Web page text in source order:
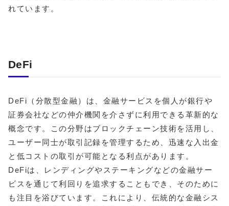
れています。
DeFi
DeFi（分散型金融）は、金融サービスを個人が銀行や
証券会社などの仲介機関を介さずに利用できる革新的な
概念です。この分野はブロックチェーン技術を活用し、
ユーザー同士が取引記録を管理するため、迅速な入出金
と低コストの取引が可能となる利点があります。
DeFiは、レンディングやステーキングなどの金融サー
ビスを通じて利回りを追求することもでき、そのために
も注目を浴びています。これにより、伝統的な金融シス